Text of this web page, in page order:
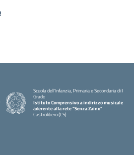
Scuola dell'Infanzia, Primaria e Secondaria di I
Grado
Istituto Comprensivo a indirizzo musicale
aderente alla rete "Senza Zaino"
Castrolibero (CS)